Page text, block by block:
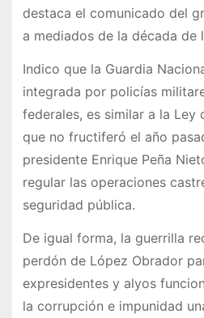
destaca el comunicado del
a mediados de la década de
Indico que la Guardia
integrada por policías
federales, es similar a la Ley
que no fructiferó el año
presidente Enrique Peña
regular las operaciones
seguridad pública.
De igual forma, la guerrilla
perdón de López Obrador
expresidentes y alyos
la corrupción e impunidad